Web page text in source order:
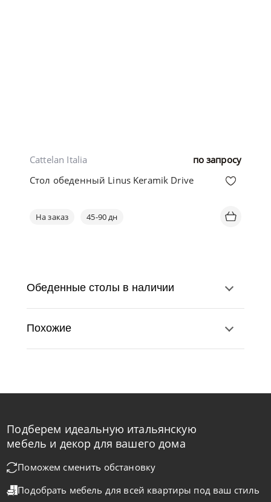
по запросу
Cattelan Italia
Стол обеденный Linus Keramik Drive
На заказ 45-90 дн
по запросу
Cattelan Italia
На заказ 45-90 дн
Обеденные столы в наличии
Похожие
Подберем идеальную итальянскую
мебель и декор для вашего дома
Поможем сменить обстановку
Подобрать мебель для всей квартиры под ваш стиль